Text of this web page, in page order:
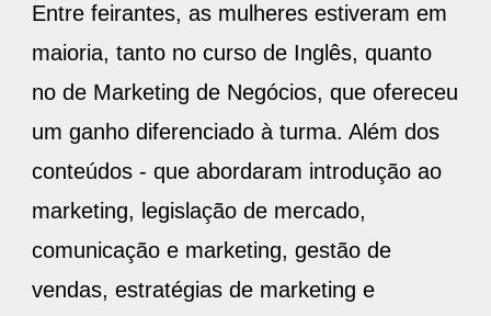
Entre feirantes, as mulheres estiveram em
maioria, tanto no curso de Inglês, quanto
no de Marketing de Negócios, que ofereceu
um ganho diferenciado à turma. Além dos
conteúdos - que abordaram introdução ao
marketing, legislação de mercado,
comunicação e marketing, gestão de
vendas, estratégias de marketing e